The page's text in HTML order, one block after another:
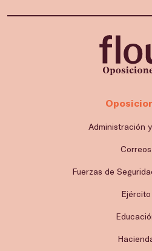
Administración
Correos
Fuerzas de
Ejército